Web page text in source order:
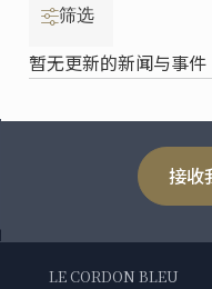
筛选
暂无更新的新闻与事件
接收
LE CORDON BLEU